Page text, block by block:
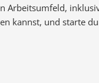
kannst, und starte